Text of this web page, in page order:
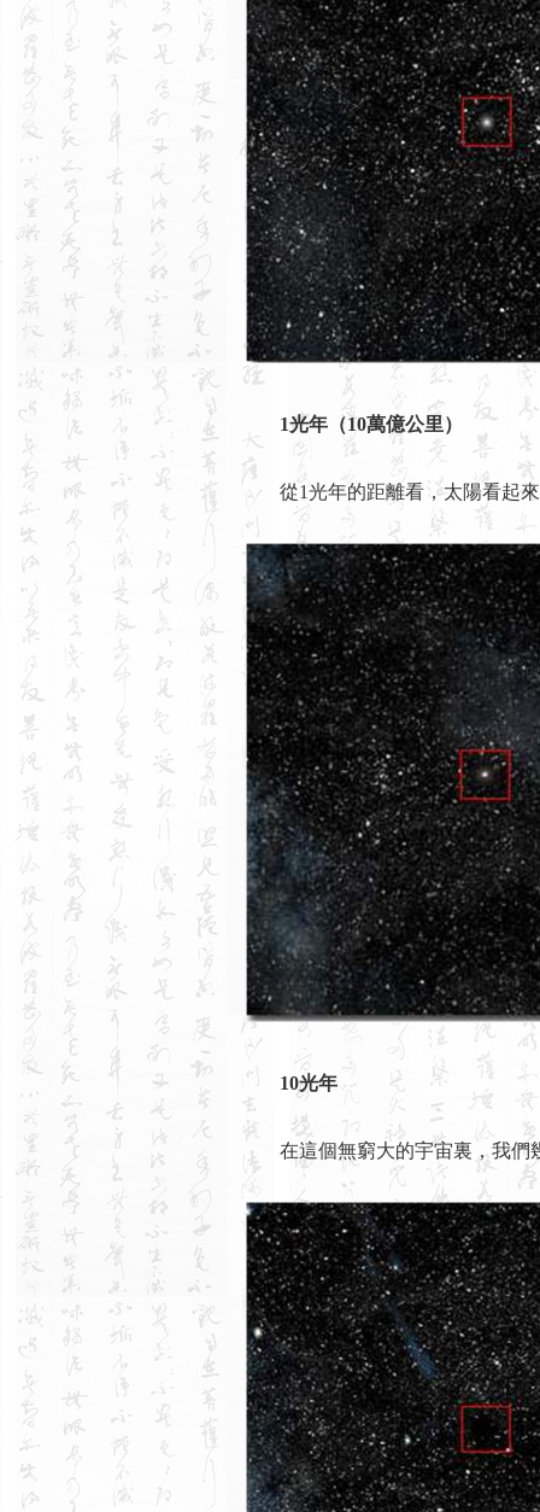
1光年（10萬億公里）
從1光年的距離看，太陽看起來
10光年
在這個無窮大的宇宙裏，我們